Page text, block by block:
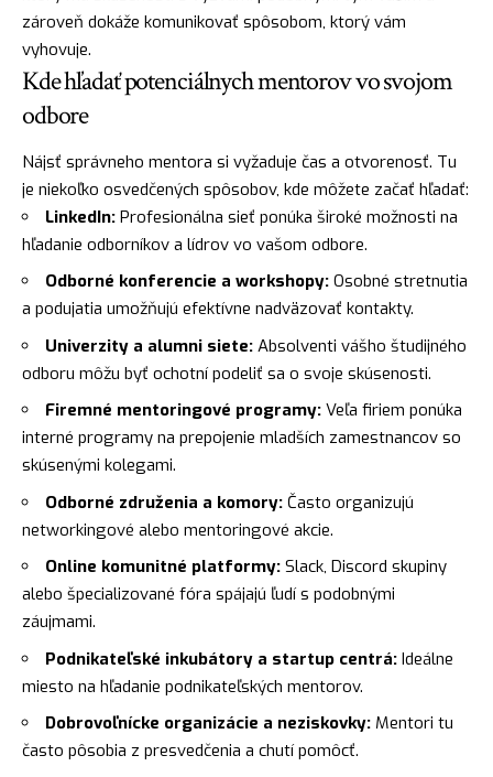
zároveň dokáže komunikovať spôsobom, ktorý vám
vyhovuje.
Kde hľadať potenciálnych mentorov vo svojom
odbore
Nájsť správneho mentora si vyžaduje čas a otvorenosť. Tu
je niekoľko osvedčených spôsobov, kde môžete začať hľadať:
LinkedIn: Profesionálna sieť ponúka široké možnosti na
hľadanie odborníkov a lídrov vo vašom odbore.
Odborné konferencie a workshopy: Osobné stretnutia
a podujatia umožňujú efektívne nadväzovať kontakty.
Univerzity a alumni siete: Absolventi vášho študijného
odboru môžu byť ochotní podeliť sa o svoje skúsenosti.
Firemné mentoringové programy: Veľa firiem ponúka
interné programy na prepojenie mladších zamestnancov so
skúsenými kolegami.
Odborné združenia a komory: Často organizujú
networkingové alebo mentoringové akcie.
Online komunitné platformy: Slack, Discord skupiny
alebo špecializované fóra spájajú ľudí s podobnými
záujmami.
Podnikateľské inkubátory a startup centrá: Ideálne
miesto na hľadanie podnikateľských mentorov.
Dobrovoľnícke organizácie a neziskovky: Mentori tu
často pôsobia z presvedčenia a chutí pomôcť.